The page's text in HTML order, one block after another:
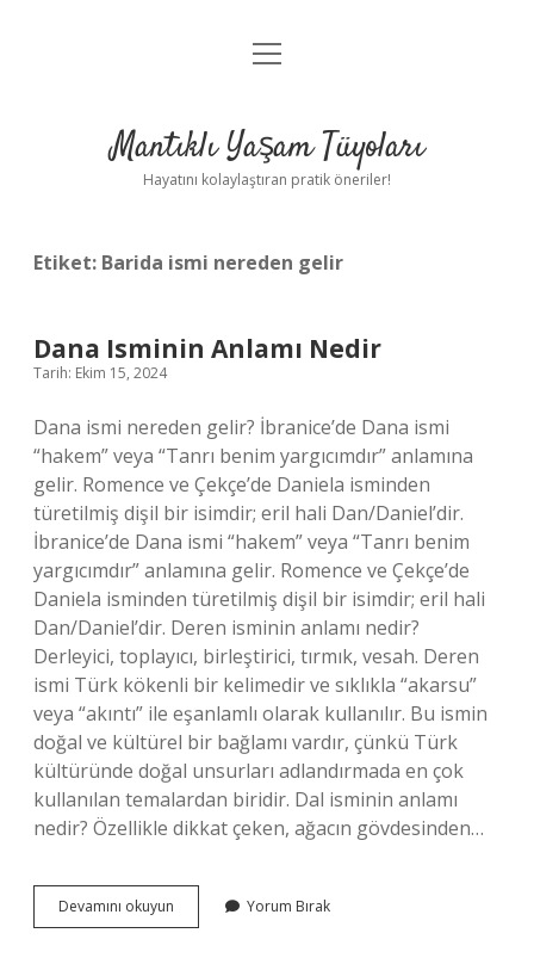
Anasayfa
Yasal Uyarı
menüyü
Mantıklı Yaşam Tüyoları
Hayatını kolaylaştıran pratik öneriler!
Etiket: Barida ismi nereden gelir
Dana Isminin Anlamı Nedir
Tarih: Ekim 15, 2024
Dana ismi nereden gelir? İbranice’de Dana ismi
“hakem” veya “Tanrı benim yargıcımdır” anlamına
gelir. Romence ve Çekçe’de Daniela isminden
türetilmiş dişil bir isimdir; eril hali Dan/Daniel’dir.
İbranice’de Dana ismi “hakem” veya “Tanrı benim
yargıcımdır” anlamına gelir. Romence ve Çekçe’de
Daniela isminden türetilmiş dişil bir isimdir; eril hali
Dan/Daniel’dir. Deren isminin anlamı nedir?
Derleyici, toplayıcı, birleştirici, tırmık, vesah. Deren
ismi Türk kökenli bir kelimedir ve sıklıkla “akarsu”
veya “akıntı” ile eşanlamlı olarak kullanılır. Bu ismin
doğal ve kültürel bir bağlamı vardır, çünkü Türk
kültüründe doğal unsurları adlandırmada en çok
kullanılan temalardan biridir. Dal isminin anlamı
nedir? Özellikle dikkat çeken, ağacın gövdesinden…
Devamını okuyun
Isminin
Yorum Bırak